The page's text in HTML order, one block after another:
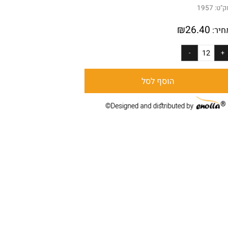
₪26.40
הוסף לסל